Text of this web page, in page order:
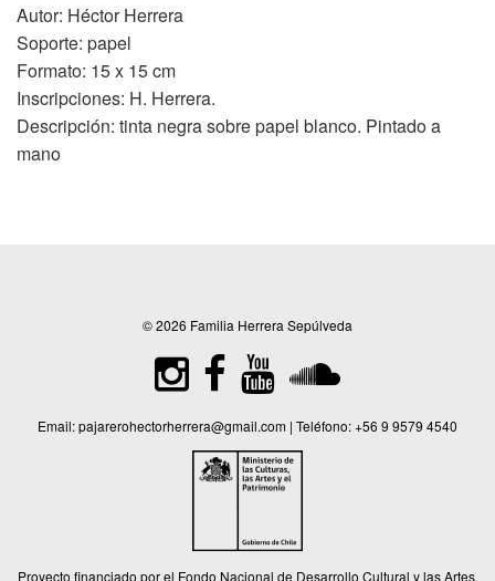
Autor: Héctor Herrera
Soporte: papel
Formato: 15 x 15 cm
Inscripciones: H. Herrera.
Descripción: tinta negra sobre papel blanco. Pintado a
mano
© 2026 Familia Herrera Sepúlveda
Email:pajarerohectorherrera@gmail.com | Teléfono:+56 9 9579 4540
Proyecto financiado por el Fondo Nacional de Desarrollo Cultural y las Artes,